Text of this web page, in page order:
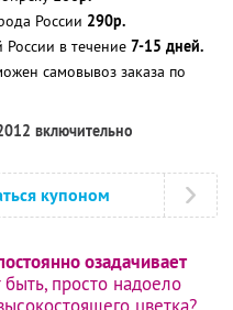
России 290р.
России в течение 7-15 дней.
самовывоз заказа по
включительно
купоном
озадачивает
просто надоело